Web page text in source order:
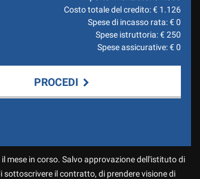
Costo totale del credito: € 1.126
Spese di incasso rata: €0
Spese istruttoria: €250
Spese assicurative: €0
PROCEDI
mese in corso. Salvo approvazione dell'istituto di
il contratto, di prendere visione di